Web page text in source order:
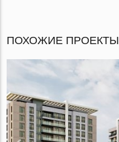
ПОХОЖИЕ ПРОЕКТЫ